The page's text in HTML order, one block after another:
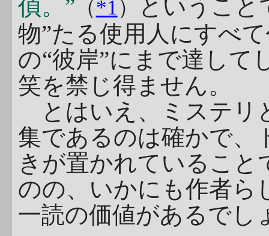
偵。” （*1 ）
ということ
物”たる使用人にすべ
の“彼岸”にまで達して
笑を禁じ得ません。
とはいえ、ミステリ
集であるのは確かで、
きが置かれているこ
のの、いかにも作者ら
一読の価値があるでし